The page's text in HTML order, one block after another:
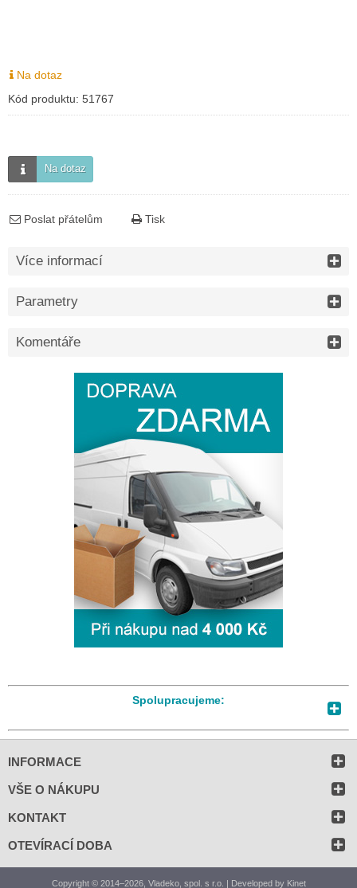
Na dotaz
Kód produktu: 51767
Na dotaz
Poslat přátelům Tisk
Více informací
Parametry
Komentáře
Spolupracujeme:
INFORMACE
VŠE O NÁKUPU
KONTAKT
OTEVÍRACÍ DOBA
Copyright © 2014–2026, Vladeko, spol. s r.o. | Developed by Kinet